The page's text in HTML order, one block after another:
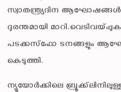
സ്വാതന്ത്ര്യദിന
ദുരന്തമായി
പടക്കസ്‌ഫോ ടനങ്ങളും
കെടുത്തി.
ന്യൂയോര്‍ക്കിലെ